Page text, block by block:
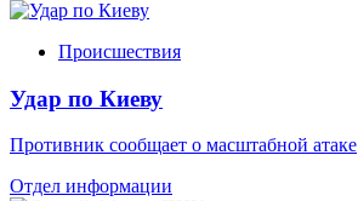
Происшествия
Удар по Киеву
Противник сообщает о масштабной атаке
Отдел информации